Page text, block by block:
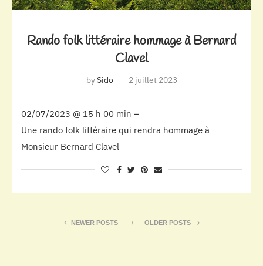
Rando folk littéraire hommage à Bernard
Clavel
bySido 2 juillet 2023
02/07/2023 @ 15 h 00 min –
Une rando folk littéraire qui rendra hommage à
Monsieur Bernard Clavel
NEWER POSTS OLDER POSTS